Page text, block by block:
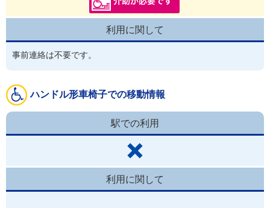
利用に関して
事前連絡は不要です。
ハンドル形車椅子での移動情報
駅での利用
利用に関して